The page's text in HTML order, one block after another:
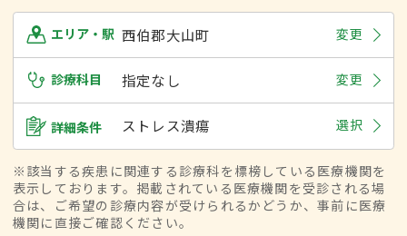
エリア・駅 西伯郡大山町 変更
診療科目 指定なし 変更
詳細条件 ストレス潰瘍 選択
※該当する疾患に関連する診療科を標榜している医療機関を
表示しております。掲載されている医療機関を受診される場
合は、ご希望の診療内容が受けられるかどうか、事前に医療
機関に直接ご確認ください。